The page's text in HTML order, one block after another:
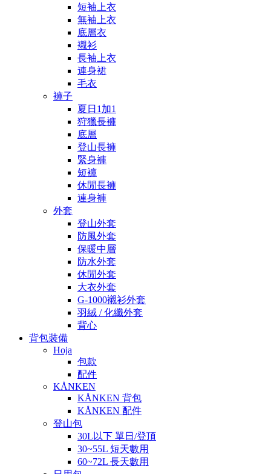
短袖上衣
無袖上衣
底層衣
襯衫
長袖上衣
連身裙
毛衣
褲子
夏日1加1
狩獵長褲
底層
登山長褲
緊身褲
短褲
休閒長褲
連身褲
外套
登山外套
防風外套
保暖中層
防水外套
休閒外套
大衣外套
G-1000襯衫外套
羽絨 / 化纖外套
背心
背包裝備
Hoja
包款
配件
KÅNKEN
KÅNKEN 背包
KÅNKEN 配件
登山包
30L以下 單日/登頂
30~55L 短天數用
60~72L 長天數用